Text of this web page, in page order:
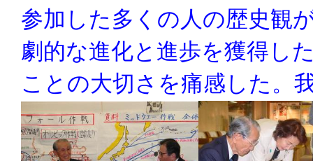
参加した多くの人の歴史観
劇的な進化と進歩を獲得し
ことの大切さを痛感した。